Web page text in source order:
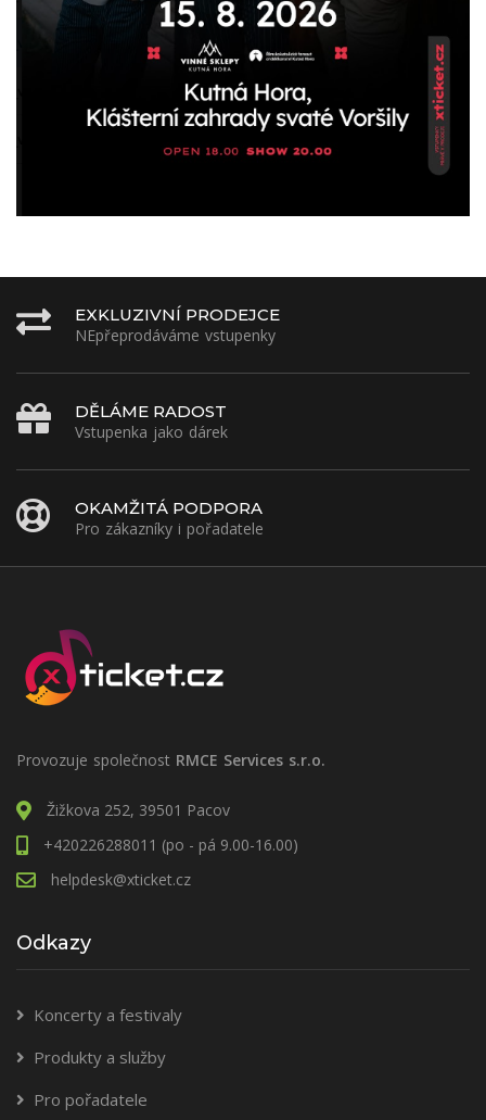
EXKLUZIVNÍ PRODEJCE
NEpřeprodáváme vstupenky
DĚLÁME RADOST
Vstupenka jako dárek
OKAMŽITÁ PODPORA
Pro zákazníky i pořadatele
Provozuje společnost RMCE Services s.r.o.
Žižkova 252, 39501 Pacov
+420226288011 (po - pá 9.00-16.00)
helpdesk@xticket.cz
Odkazy
Koncerty a festivaly
Produkty a služby
Pro pořadatele